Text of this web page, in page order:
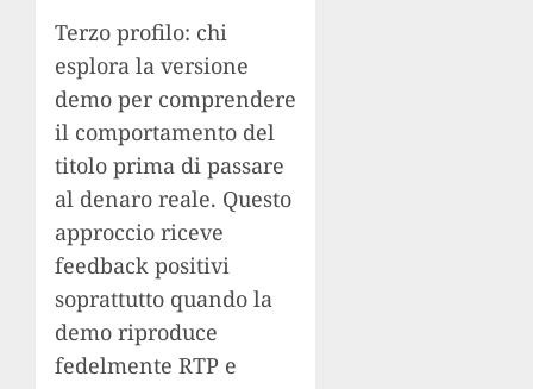
Terzo profilo: chi
esplora la versione
demo per comprendere
il comportamento del
titolo prima di passare
al denaro reale. Questo
approccio riceve
feedback positivi
soprattutto quando la
demo riproduce
fedelmente RTP e